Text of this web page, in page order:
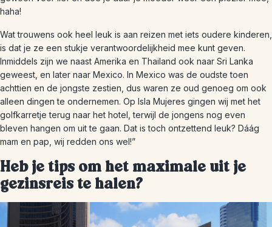
haha!
Wat trouwens ook heel leuk is aan reizen met iets oudere kinderen,
is dat je ze een stukje verantwoordelijkheid mee kunt geven.
Inmiddels zijn we naast Amerika en Thailand ook naar Sri Lanka
geweest, en later naar Mexico. In Mexico was de oudste toen
achttien en de jongste zestien, dus waren ze oud genoeg om ook
alleen dingen te ondernemen. Op Isla Mujeres gingen wij met het
golfkarretje terug naar het hotel, terwijl de jongens nog even
bleven hangen om uit te gaan. Dat is toch ontzettend leuk? Dáág
mam en pap, wij redden ons wel!”
Heb je tips om het maximale uit je
gezinsreis te halen?